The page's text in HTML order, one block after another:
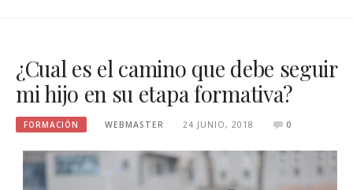
¿Cual es el camino que debe seguir
mi hijo en su etapa formativa?
FORMACIÓN WEBMASTER 24 JUNIO, 2018 0